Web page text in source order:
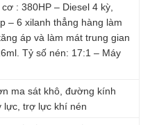
: 380HP – Diesel 4 kỳ,
– 6 xilanh thẳng hàng làm
áp và làm mát trung gian
Tỷ số nén: 17:1 – Máy
ma sát khô, đường kính
lực, trợ lực khí nén